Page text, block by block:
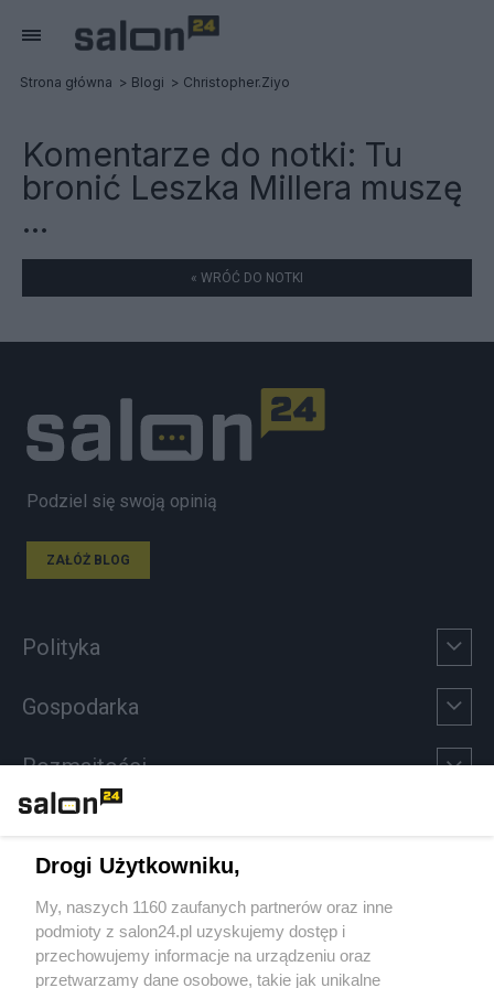
Strona główna Blogi Christopher.Ziyo
Komentarze do notki: Tu
bronić Leszka Millera muszę
...
« WRÓĆ DO NOTKI
Podziel się swoją opinią
ZAŁÓŻ BLOG
Polityka
Gospodarka
Rozmaitości
Sport
Społeczeństwo
Drogi Użytkowniku,
My, naszych 1160 zaufanych partnerów oraz inne
podmioty z salon24.pl uzyskujemy dostęp i
przechowujemy informacje na urządzeniu oraz
przetwarzamy dane osobowe, takie jak unikalne